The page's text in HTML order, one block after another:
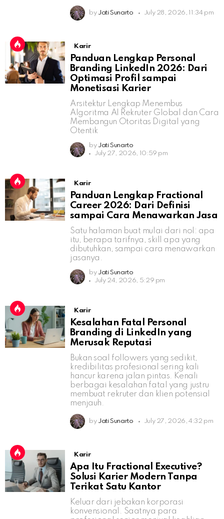
by Jati Sunarto July 28, 2026, 11:34 pm
Karir
Panduan Lengkap Personal
Branding LinkedIn 2026: Dari
Optimasi Profil sampai
Monetisasi Karier
Arsitektur Lengkap Menembus
Algoritma AI Rekruter Global dan Cara
Membangun Otoritas Digital yang
Otentik
by Jati Sunarto
July 27, 2026, 10:59 pm
Karir
Panduan Lengkap Fractional
Career 2026: Dari Definisi
sampai Cara Menawarkan Jasa
Satu halaman buat mulai dari nol: apa
itu, berapa tarifnya, skill apa yang
dibutuhkan, sampai cara menawarkan
jasanya.
by Jati Sunarto
July 24, 2026, 5:29 pm
Karir
Kesalahan Fatal Personal
Branding di LinkedIn yang
Merusak Reputasi
Bukan soal followers yang sedikit,
kredibilitas profesional sering kali
hancur karena jalan pintas. Kenali
berbagai kesalahan fatal yang justru
membuat rekruter dan klien potensial
menjauh.
by Jati Sunarto July 27, 2026, 4:32 pm
Karir
Apa Itu Fractional Executive?
Solusi Karier Modern Tanpa
Terikat Satu Kantor
Keluar dari jebakan korporasi
konvensional. Saatnya para